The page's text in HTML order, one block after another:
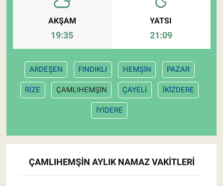
AKŞAM
19:35
YATSI
21:09
ARDEŞEN FINDIKLI HEMŞİN PAZAR
RİZE ÇAMLIHEMŞİN ÇAYELİ İKİZDERE
İYİDERE
ÇAMLIHEMŞİN AYLIK NAMAZ VAKITLERI
Tohum